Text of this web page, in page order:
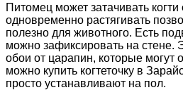
Питомец может затачивать когти
одновременно растягивать
полезно для животного. Есть
можно зафиксировать на стене.
обои от царапин, которые могут
можно купить когтеточку в
просто устанавливают на пол.